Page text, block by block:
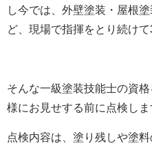
し今では、外壁塗装・屋根
ど、現場で指揮をとり続け
そんな一級塗装技能士の資
様にお見せする前に点検しま
点検内容は、塗り残しや塗